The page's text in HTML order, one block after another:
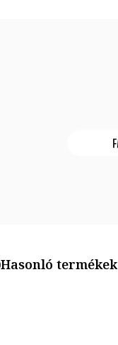
Hasonló termékek